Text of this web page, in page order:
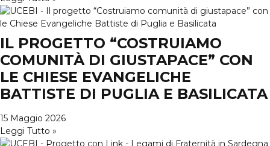
IL PROGETTO “COSTRUIAMO
COMUNITÀ DI GIUSTAPACE” CON
LE CHIESE EVANGELICHE
BATTISTE DI PUGLIA E BASILICATA
15 Maggio 2026
Leggi Tutto »